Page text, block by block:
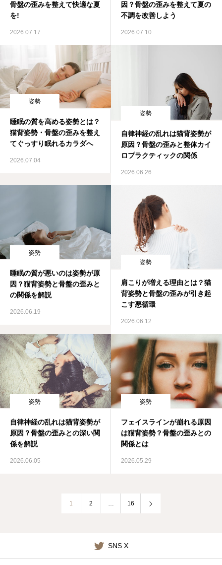
骨盤の歪みを整えて快適な夏
を!
2026.07.17
因？骨盤の歪みを整えて夏の
不調を改善しよう
2026.07.10
姿勢
睡眠の質を高める姿勢とは？
猫背姿勢・骨盤の歪みを整え
てぐっすり眠れるカラダへ
2026.07.04
姿勢
自律神経の乱れは猫背姿勢が
原因？骨盤の歪みと整体カイ
ロプラクティックの関係
2026.06.26
姿勢
睡眠の質が悪いのは姿勢が原
因？猫背姿勢と骨盤の歪みと
の関係を解説
2026.06.19
姿勢
肩こりが増える理由とは？猫
背姿勢と骨盤の歪みが引き起
こす悪循環
2026.06.12
姿勢
自律神経の乱れは猫背姿勢が
原因？骨盤の歪みとの深い関
係を解説
2026.06.05
姿勢
フェイスラインが崩れる原因
は猫背姿勢？骨盤の歪みとの
関係とは
2026.05.29
1 2 … 16
SNS X